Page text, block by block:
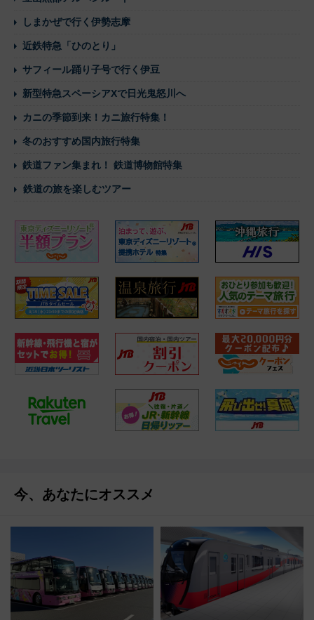
しまかぜで行く伊勢志摩
近鉄特急「ひのとり」
サフィール踊り子号で行く伊豆
新型特急スペーシアXで日光鬼怒川へ
カニの季節到来！カニ旅行特集！
冬のおすすめ国内旅行特集
鉄道ファン集まれ！ 鉄道博物館特集
鉄道の旅を楽しむツアー
今、あなたにオススメ